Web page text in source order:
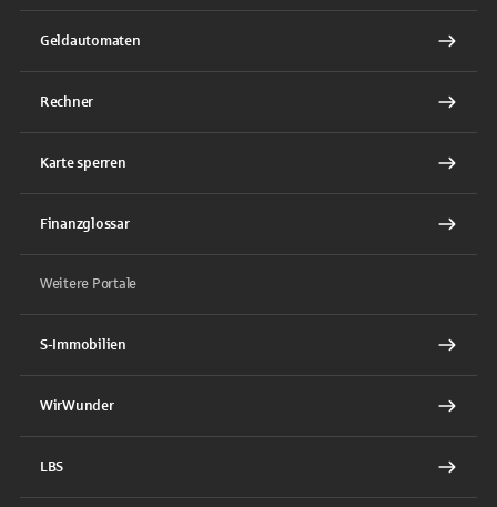
Geldautomaten
Rechner
Karte sperren
Finanzglossar
Weitere Portale
S-Immobilien
WirWunder
LBS